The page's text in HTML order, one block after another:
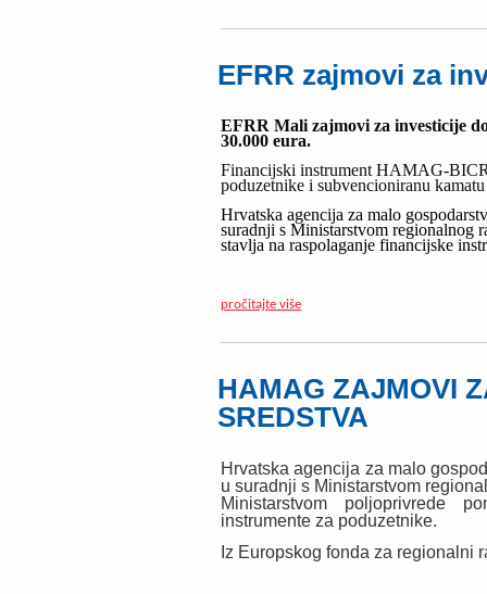
EFRR zajmovi za
EFRR Mali zajmovi za investicije
30.000 eura.
Financijski instrument HAMAG-
poduzetnike i subvencioniranu
Hrvatska agencija za malo
suradnji s Ministarstvom regionalnog
stavlja na raspolaganje financijske
pročitajte više
HAMAG ZAJMOVI
SREDSTVA
Hrvatska agencija za malo
u suradnji s Ministarstvom
Ministarstvom poljoprivrede
instrumente za poduzetnike.
Iz Europskog fonda za regionalni